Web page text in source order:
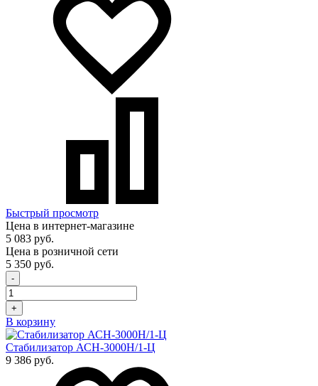
Быстрый просмотр
Цена в интернет-магазине
5 083 руб.
Цена в розничной сети
5 350 руб.
-
+
В корзину
Стабилизатор АСН-3000Н/1-Ц
9 386 руб.